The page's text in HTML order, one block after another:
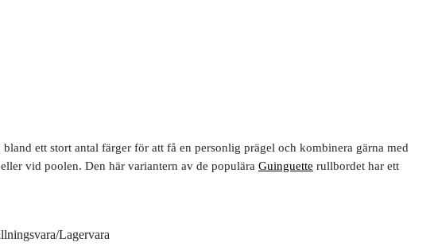
ett stort antal färger för att få en personlig prägel och kombinera gärna med
vid poolen. Den här variantern av de populära Guinguette rullbordet har ett
Lagervara